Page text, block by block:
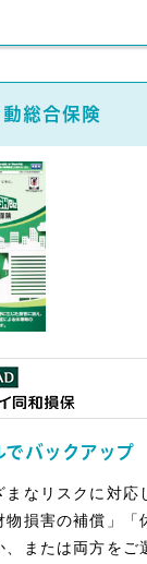
総合保険
バックアップ
なリスクに対応
物損害の補償」「
または両方をご